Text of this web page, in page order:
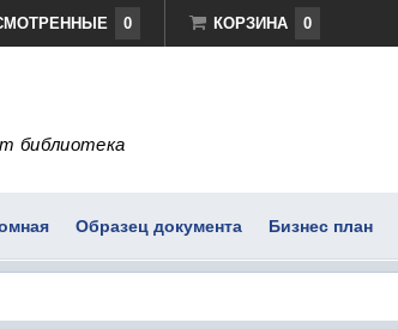
0 КОРЗИНА 0
библиотека
Образец документа Бизнес план